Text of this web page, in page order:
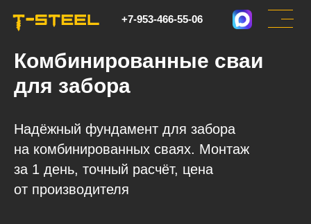
+7-953-466-55-06
Комбинированные сваи
для забора
Надёжный фундамент для забора
на комбинированных сваях. Монтаж
за 1 день, точный расчёт, цена
от производителя